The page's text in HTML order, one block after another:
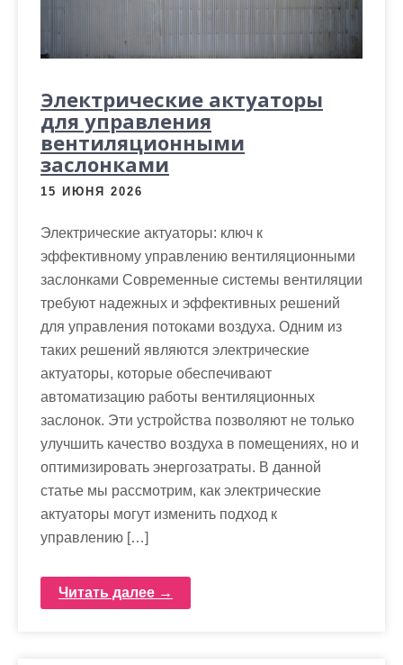
Электрические актуаторы
для управления
вентиляционными
заслонками
15 ИЮНЯ 2026
Электрические актуаторы: ключ к
эффективному управлению вентиляционными
заслонками Современные системы вентиляции
требуют надежных и эффективных решений
для управления потоками воздуха. Одним из
таких решений являются электрические
актуаторы, которые обеспечивают
автоматизацию работы вентиляционных
заслонок. Эти устройства позволяют не только
улучшить качество воздуха в помещениях, но и
оптимизировать энергозатраты. В данной
статье мы рассмотрим, как электрические
актуаторы могут изменить подход к
управлению […]
Читать далее →